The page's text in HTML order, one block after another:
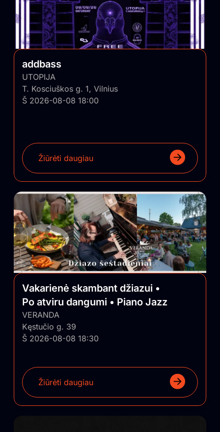
addbass
UTOPIJA
T. Kosciuškos g. 1, Vilnius
Š 2026-08-08 18:00
Žiūrėti daugiau
Vakarienė skambant džiazui •
Po atviru dangumi • Piano Jazz
VERANDA
Kęstučio g. 39
Š 2026-08-08 18:30
Žiūrėti daugiau